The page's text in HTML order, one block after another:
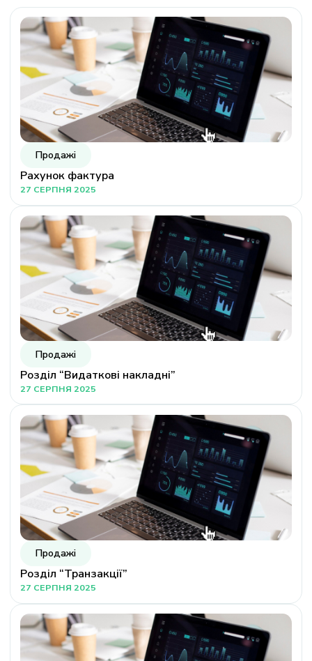
Продажі
Рахунок фактура
27 СЕРПНЯ 2025
Продажі
Розділ “Видаткові накладні”
27 СЕРПНЯ 2025
Продажі
Розділ “Транзакції”
27 СЕРПНЯ 2025